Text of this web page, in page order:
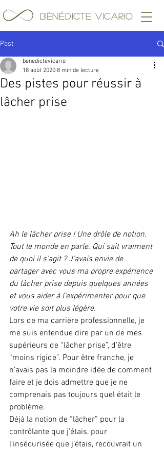
Bénédicte Vicario
Post
Des pistes pour réussir à
lâcher prise
benedictevicario
18 août 2020 8 min de lecture
Ah le lâcher prise ! Une drôle de notion.
Tout le monde en parle. Qui sait vraiment
de quoi il s’agit ? J’avais envie de
partager avec vous ma propre expérience
du lâcher prise depuis quelques années
et vous aider à l’expérimenter pour que
votre vie soit plus légère.
Lors de ma carrière professionnelle, je
me suis entendue dire par un de mes
supérieurs de “lâcher prise”, d’être
“moins rigide”. Pour être franche, je
n’avais pas la moindre idée de comment
faire et je dois admettre que je ne
comprenais pas toujours quel était le
problème.
Déjà la notion de “lâcher” pour la
contrôlante que j’étais, pour
l’insécurisée que j’étais, recouvrait un